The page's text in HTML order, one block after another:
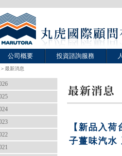
公司概要 投資諮詢服務
＞最新消息
【新品入
子薑味汽水